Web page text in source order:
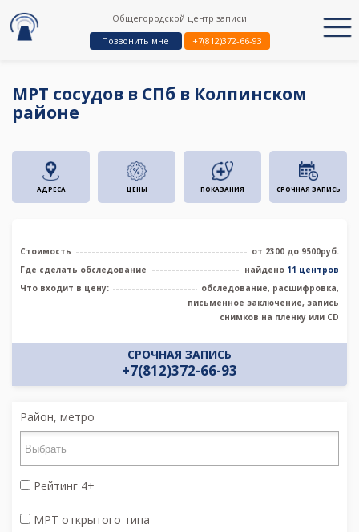
Общегородской центр записи
Позвонить мне
+7(812)372-66-93
МРТ сосудов в СПб в Колпинском
районе
АДРЕСА ЦЕНЫ ПОКАЗАНИЯ СРОЧНАЯ ЗАПИСЬ
Стоимость
от 2300 до 9500руб.
Где сделать обследование
найдено 11 центров
Что входит в цену:
обследование, расшифровка,
письменное заключение, запись
снимков на пленку или CD
СРОЧНАЯ ЗАПИСЬ
+7(812)372-66-93
Район, метро
Рейтинг 4+
МРТ открытого типа